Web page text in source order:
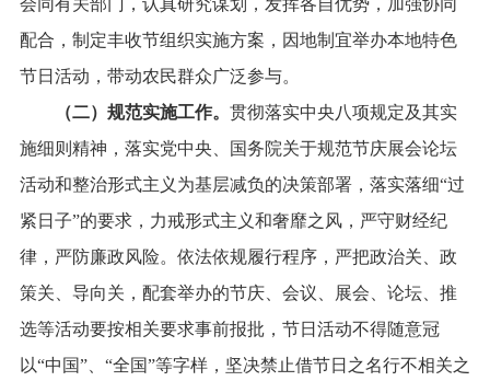
会同有关部门，认真研究谋划，发挥各自优势，加强协同
配合，制定丰收节组织实施方案，因地制宜举办本地特色
节日活动，带动农民群众广泛参与。
（二）规范实施工作。 贯彻落实中央八项规定及其实
施细则精神，落实党中央、国务院关于规范节庆展会论坛
活动和整治形式主义为基层减负的决策部署，落实落细“过
紧日子”的要求，力戒形式主义和奢靡之风，严守财经纪
律，严防廉政风险。依法依规履行程序， 严把政治关、政
策关、导向关， 配套举办的节庆、会议、展会、论坛、推
选等活动要按相关要求事前报批，节日活动不得随意冠
以“中国”、“全国”等字样，坚决禁止借节日之名行不相关之